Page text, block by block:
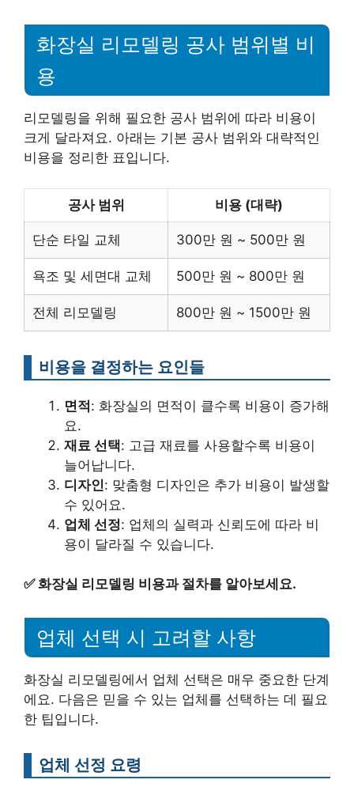
화장실 리모델링 공사 범위별 비
용
리모델링을 위해 필요한 공사 범위에 따라 비용이
크게 달라져요. 아래는 기본 공사 범위와 대략적인
비용을 정리한 표입니다.
공사 범위 비용 (대략)
단순 타일 교체 300만 원 ~ 500만 원
욕조 및 세면대 교체 500만 원 ~ 800만 원
전체 리모델링 800만 원 ~ 1500만 원
비용을 결정하는 요인들
면적: 화장실의 면적이 클수록 비용이 증가해
요.
재료 선택: 고급 재료를 사용할수록 비용이
늘어납니다.
디자인: 맞춤형 디자인은 추가 비용이 발생할
수 있어요.
업체 선정: 업체의 실력과 신뢰도에 따라 비
용이 달라질 수 있습니다.
✅화장실 리모델링 비용과 절차를 알아보세요.
업체 선택 시 고려할 사항
화장실 리모델링에서 업체 선택은 매우 중요한 단계
에요. 다음은 믿을 수 있는 업체를 선택하는 데 필요
한 팁입니다.
업체 선정 요령